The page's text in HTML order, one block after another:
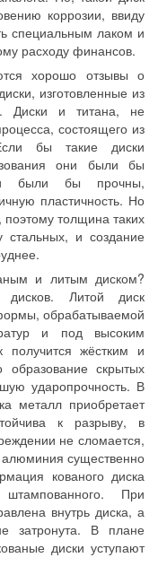
коррозии, ввиду
специальным лаком и
расходу финансов.
хорошо отзывы о
изготовленные из
Диски и титана, не
состоящего из
бы такие диски
они были бы
были бы прочны,
пластичность. Но
толщина таких
и создание
и литым диском?
дисков. Литой диск
обрабатываемой
и под высоким
получится жёстким и
скрытых
ударопрочность. В
металл приобретает
к разрыву, в
не сломается,
алюминия существенно
кованого диска
При
внутрь диска, а
затронута. В плане
диски уступают